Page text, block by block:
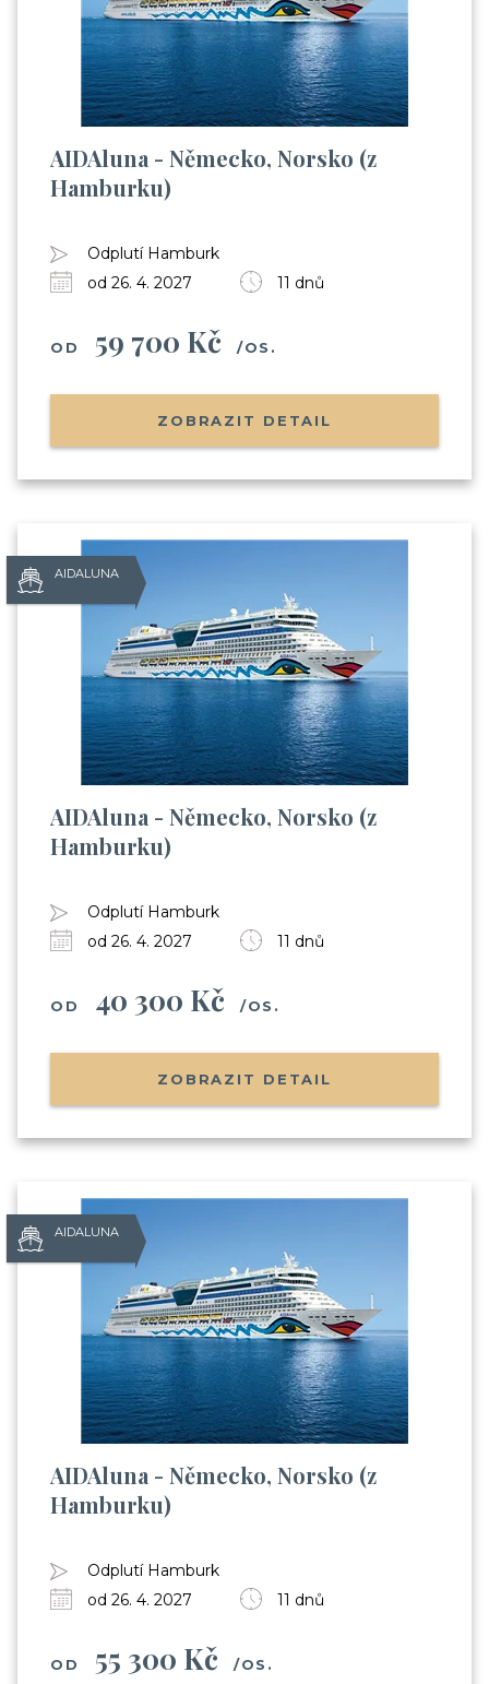
AIDAluna - Německo, Norsko (z
Hamburku)
Odplutí Hamburk
od 26. 4. 2027
11 dnů
OD 59 700 Kč /OS.
ZOBRAZIT DETAIL
AIDALUNA
AIDAluna - Německo, Norsko (z
Hamburku)
Odplutí Hamburk
od 26. 4. 2027
11 dnů
OD 40 300 Kč /OS.
ZOBRAZIT DETAIL
AIDALUNA
AIDAluna - Německo, Norsko (z
Hamburku)
Odplutí Hamburk
od 26. 4. 2027
11 dnů
OD 55 300 Kč /OS.